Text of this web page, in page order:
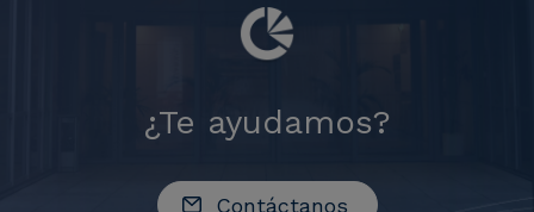
¿Te ayudamos?
Contáctanos